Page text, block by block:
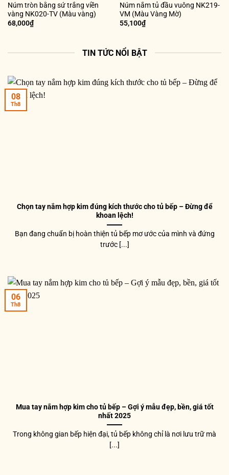
Núm tròn bằng sứ trắng viền
vàng NK020-TV (Màu vàng)
68,000₫
Núm nắm tủ đầu vuông NK219-
VM (Màu Vàng Mờ)
55,100₫
TIN TỨC NỔI BẬT
Chọn tay nắm hợp kim đúng kích thước cho tủ bếp – Đừng để
khoan lệch!
Bạn đang chuẩn bị hoàn thiện tủ bếp mơ ước của mình và đứng
trước [...]
08
Th8
Mua tay nắm hợp kim cho tủ bếp – Gợi ý mẫu đẹp, bền, giá tốt
nhất 2025
Trong không gian bếp hiện đại, tủ bếp không chỉ là nơi lưu trữ mà
[...]
06
Th8